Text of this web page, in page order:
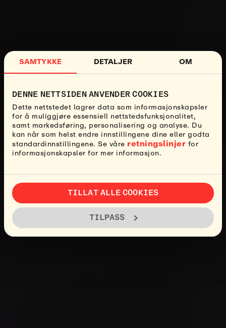
SAMTYKKE DETALJER OM
DENNE NETTSIDEN ANVENDER COOKIES
Dette nettstedet lagrer data som informasjonskapsler
for å muliggjøre essensiell nettstedsfunksjonalitet,
samt markedsføring, personalisering og analyse. Du
kan når som helst endre innstillingene dine eller godta
standardinnstillingene. Se våre retningslinjer for
informasjonskapsler for mer informasjon.
TILLAT ALLE COOKIES
TILPASS